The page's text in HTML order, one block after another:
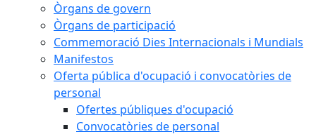
Òrgans de govern
Òrgans de participació
Commemoració Dies Internacionals i Mundials
Manifestos
Oferta pública d'ocupació i convocatòries de
personal
Ofertes públiques d'ocupació
Convocatòries de personal